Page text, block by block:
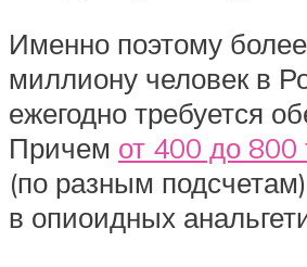
Именно поэтому
миллиону человек в
ежегодно требуется
Причем от 400 до 800
(по разным
в опиоидных